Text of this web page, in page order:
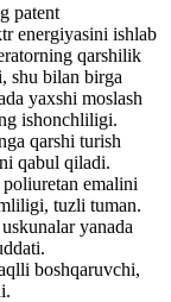
patent
energiyasini ishlab
qarshilik
shu bilan birga
yaxshi moslash
ishonchliligi.
qarshi turish
qabul qiladi.
emalini
tuzli tuman.
yanada
boshqaruvchi,